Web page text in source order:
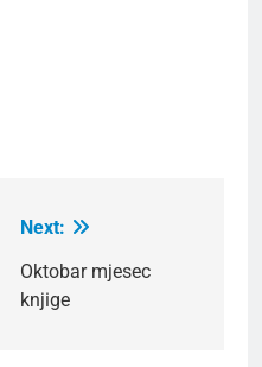
Next:
Oktobar mjesec
knjige